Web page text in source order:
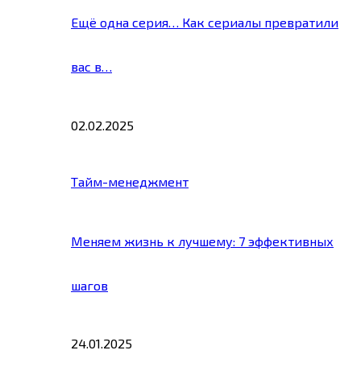
Ещё одна серия… Как сериалы превратили
вас в…
02.02.2025
Тайм-менеджмент
Меняем жизнь к лучшему: 7 эффективных
шагов
24.01.2025